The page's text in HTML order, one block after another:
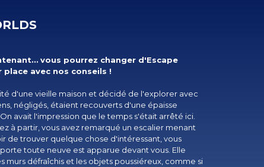
vous pourrez changer d'Escape
place avec nos conseils !
d'une vieille maison et décidé de l'explorer avec
négligés, étaient recouverts d'une épaisse
avait l'impression que le temps s'était arrêté ici.
à partir, vous avez remarqué un escalier menant
de trouver quelque chose d'intéressant, vous
toute neuve est apparue devant vous. Elle
murs défraîchis et les objets poussiéreux, comme si